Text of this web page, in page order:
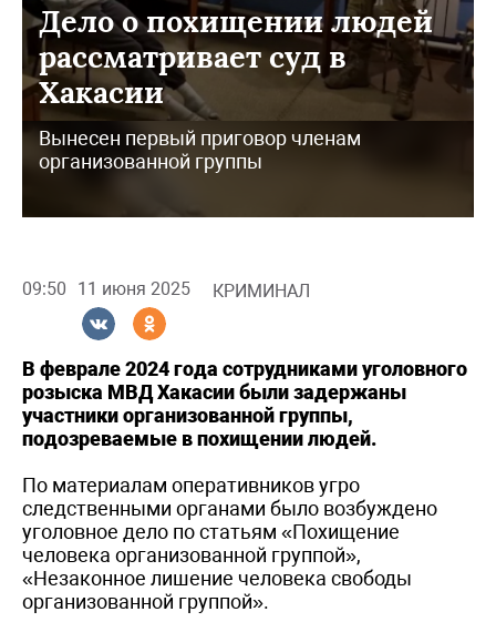
Дело о похищении людей
рассматривает суд в
Хакасии
Вынесен первый приговор членам
организованной группы
09:50 11 июня 2025 КРИМИНАЛ
В феврале 2024 года сотрудниками уголовного
розыска МВД Хакасии были задержаны
участники организованной группы,
подозреваемые в похищении людей.
По материалам оперативников угро
следственными органами было возбуждено
уголовное дело по статьям «Похищение
человека организованной группой»,
«Незаконное лишение человека свободы
организованной группой».